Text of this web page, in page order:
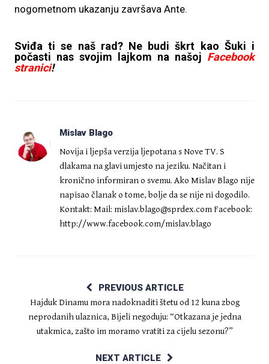
nogometnom ukazanju završava Ante.
Sviđa ti se naš rad? Ne budi škrt kao Šuki i
počasti nas svojim lajkom na našoj Facebook
stranici!
Mislav Blago
Novija i ljepša verzija ljepotana s Nove TV. S
dlakama na glavi umjesto na jeziku. Načitan i
kronično informiran o svemu. Ako Mislav Blago nije
napisao članak o tome, bolje da se nije ni dogodilo.
Kontakt: Mail: mislav.blago@sprdex.com Facebook:
http://www.facebook.com/mislav.blago
PREVIOUS ARTICLE
Hajduk Dinamu mora nadoknaditi štetu od 12 kuna zbog
neprodanih ulaznica, Bijeli negoduju: “Otkazana je jedna
utakmica, zašto im moramo vratiti za cijelu sezonu?”
NEXT ARTICLE